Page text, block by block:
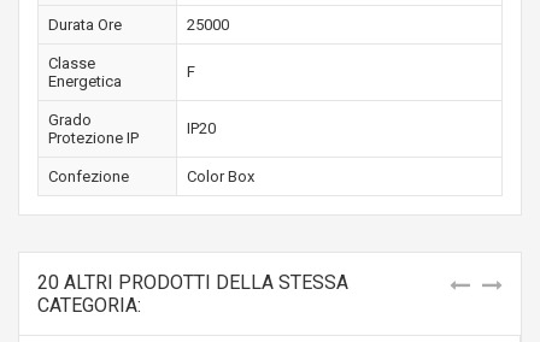
Durata Ore 25000
Classe
Energetica
F
Grado
Protezione IP
IP20
Confezione Color Box
20 ALTRI PRODOTTI DELLA STESSA
CATEGORIA: